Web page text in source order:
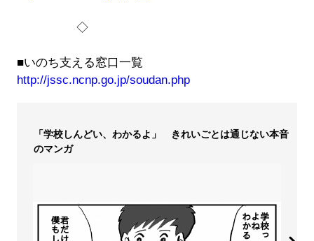
◇
■いのち支える窓口一覧
http://jssc.ncnp.go.jp/soudan.php
「学校しんどい、わかるよ」 きれいごとは通じない本音
のマンガ